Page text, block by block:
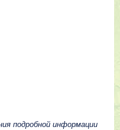
подробной информации